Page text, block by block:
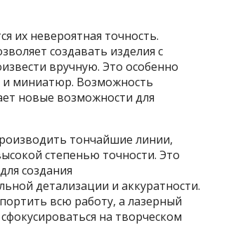
их невероятная точность.
создавать изделия с
вручную. Это особенно
и миниатюр. Возможность
новые возможности для
тончайшие линии,
степенью точности. Это
создания
детализации и аккуратности.
всю работу, а лазерный
на творческом